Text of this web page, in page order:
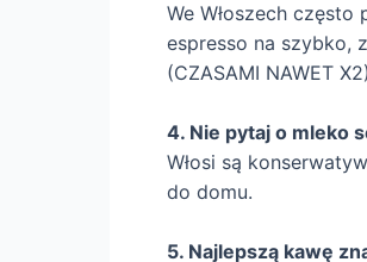
We Włoszech często
espresso na szybko,
(CZASAMI NAWET
4. Nie pytaj o mleko
Włosi są
do domu.
5. Najlepszą kawę